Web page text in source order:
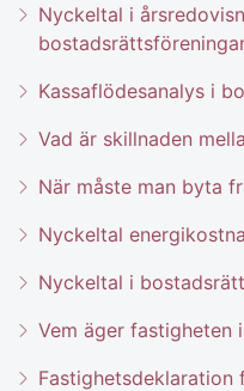
Nyckeltal i
Kassaflödesanalys i
Vad är skillnaden
När måste man byta
Nyckeltal
Nyckeltal i
Vem äger fastigheten
Fastighetsdeklaration